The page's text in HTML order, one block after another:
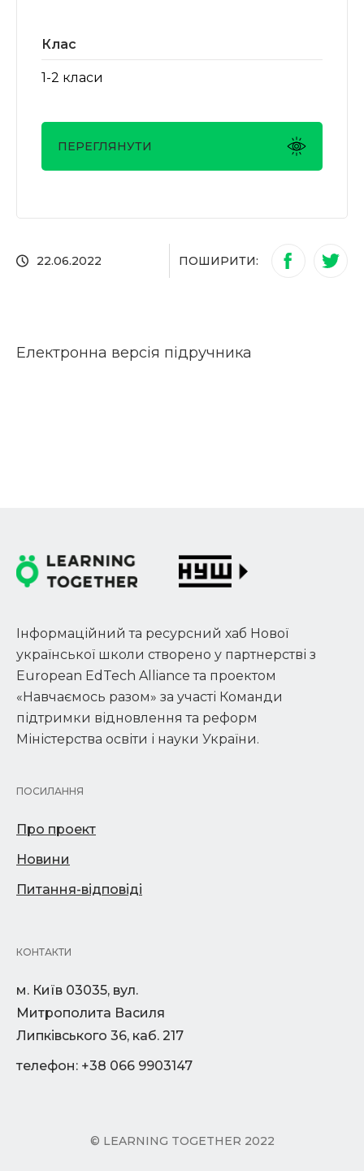
22.06.2022 ПОШИРИТИ:
Електронна версія підручника
Клас
1-2 класи
ПЕРЕГЛЯНУТИ
Інформаційний та ресурсний хаб Нової
української школи створено у партнерстві з
European EdTech Alliance та проектом
«Навчаємось разом» за участі Команди
підтримки відновлення та реформ
Міністерства освіти і науки України.
ПОСИЛАННЯ
Про проект
Новини
Питання-відповіді
КОНТАКТИ
м. Київ 03035, вул.
Митрополита Василя
Липківського 36, каб. 217
телефон: +38 066 9903147
© LEARNING TOGETHER 2022